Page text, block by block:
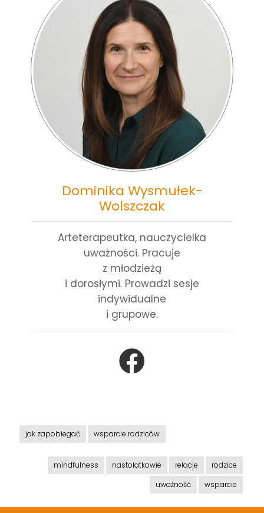
Dominika Wysmułek-
Wolszczak
Arteterapeutka, nauczycielka
uważności. Pracuje
z młodzieżą
i dorosłymi. Prowadzi sesje
indywidualne
i grupowe.
jak zapobiegać wsparcie rodziców
mindfulness nastolatkowie relacje
rodzice
uważność
wsparcie